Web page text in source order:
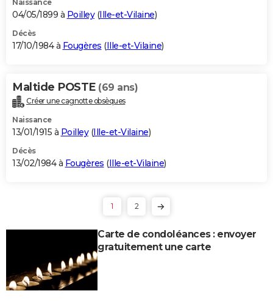
Naissance
04/05/1899 à Poilley(Ille-et-Vilaine)
Décès
17/10/1984 à Fougères (Ille-et-Vilaine)
Maltide POSTE (69 ans)
Créer une cagnotte obsèques
Naissance
13/01/1915 à Poilley(Ille-et-Vilaine)
Décès
13/02/1984 à Fougères (Ille-et-Vilaine)
1 2
Carte de condoléances : envoyer
gratuitement une carte